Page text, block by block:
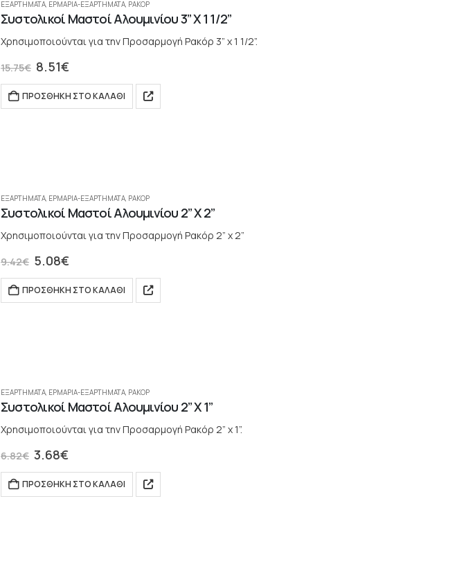
ΕΞΑΡΤΗΜΑΤΑ, ΕΡΜΆΡΙΑ-ΕΞΑΡΤΉΜΑΤΑ, ΡΑΚΌΡ
Συστολικοί Μαστοί Αλουμινίου 3” X 1 1/2”
Χρησιμοποιούνται για την Προσαρμογή Ρακόρ 3” x 1 1/2”.
15.75€ 8.51€
ΠΡΟΣΘΉΚΗ ΣΤΟ ΚΑΛΆΘΙ
ΕΞΑΡΤΗΜΑΤΑ, ΕΡΜΆΡΙΑ-ΕΞΑΡΤΉΜΑΤΑ, ΡΑΚΌΡ
Συστολικοί Μαστοί Αλουμινίου 2” X 2”
Χρησιμοποιούνται για την Προσαρμογή Ρακόρ 2” x 2”
9.42€ 5.08€
ΠΡΟΣΘΉΚΗ ΣΤΟ ΚΑΛΆΘΙ
ΕΞΑΡΤΗΜΑΤΑ, ΕΡΜΆΡΙΑ-ΕΞΑΡΤΉΜΑΤΑ, ΡΑΚΌΡ
Συστολικοί Μαστοί Αλουμινίου 2” X 1”
Χρησιμοποιούνται για την Προσαρμογή Ρακόρ 2” x 1”.
6.82€ 3.68€
ΠΡΟΣΘΉΚΗ ΣΤΟ ΚΑΛΆΘΙ